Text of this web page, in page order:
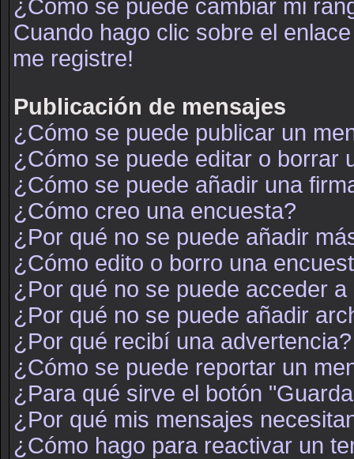
¿Cómo se puede cambiar mi
Cuando hago clic sobre el
me registre!
Publicación de mensajes
¿Cómo se puede publicar un
¿Cómo se puede editar o borrar
¿Cómo se puede añadir una
¿Cómo creo una encuesta?
¿Por qué no se puede añadir
¿Cómo edito o borro una
¿Por qué no se puede acceder a
¿Por qué no se puede añadir
¿Por qué recibí una advertencia?
¿Cómo se puede reportar un
¿Para qué sirve el botón
¿Por qué mis mensajes
¿Cómo hago para reactivar un